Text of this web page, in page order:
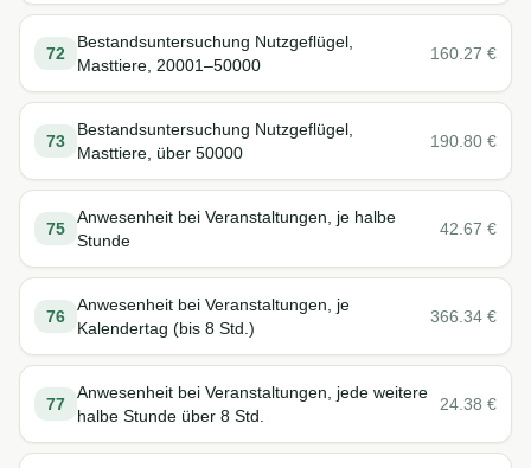
72
Bestandsuntersuchung Nutzgeflügel,
Masttiere, 20001–50000
160.27 €
73
Bestandsuntersuchung Nutzgeflügel,
Masttiere, über 50000
190.80 €
75
Anwesenheit bei Veranstaltungen, je halbe
Stunde
42.67 €
76
Anwesenheit bei Veranstaltungen, je
Kalendertag (bis 8 Std.)
366.34 €
77
Anwesenheit bei Veranstaltungen, jede weitere
halbe Stunde über 8 Std.
24.38 €